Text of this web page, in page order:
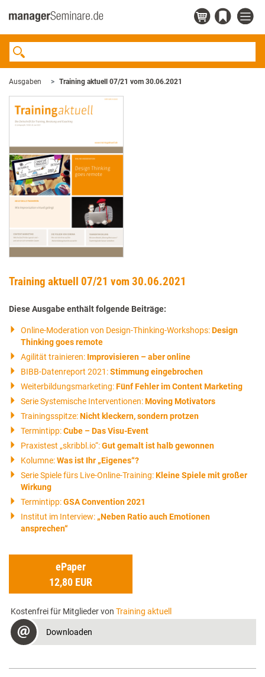
Ausgaben Training aktuell 07/21 vom 30.06.2021
Training aktuell 07/21 vom 30.06.2021
Diese Ausgabe enthält folgende Beiträge:
Online-Moderation von Design-Thinking-Workshops:Design
Thinking goes remote
Agilität trainieren: Improvisieren – aber online
BIBB-Datenreport 2021:Stimmung eingebrochen
Weiterbildungsmarketing:Fünf Fehler im Content Marketing
Serie Systemische Interventionen:Moving Motivators
Trainingsspitze:Nicht kleckern, sondern protzen
Termintipp:Cube – Das Visu-Event
Praxistest „skribbl.io“:Gut gemalt ist halb gewonnen
Kolumne:Was ist Ihr „Eigenes“?
Serie Spiele fürs Live-Online-Training:Kleine Spiele mit großer
Wirkung
Termintipp:GSA Convention 2021
Institut im Interview: „Neben Ratio auch Emotionen
ansprechen“
ePaper
12,80 EUR
Kostenfrei für Mitglieder von Training aktuell
Downloaden